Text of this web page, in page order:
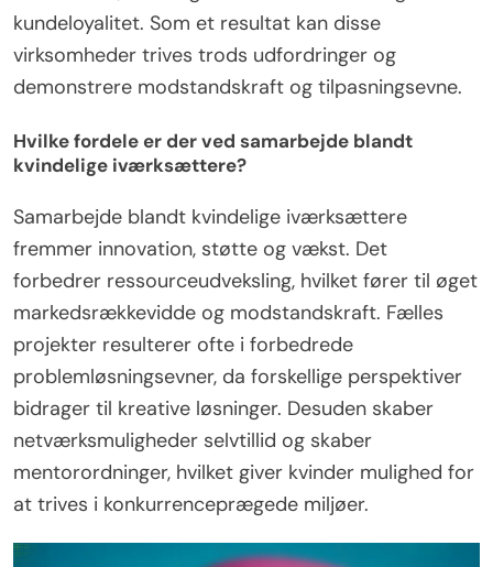
kundeloyalitet. Som et resultat kan disse
virksomheder trives trods udfordringer og
demonstrere modstandskraft og tilpasningsevne.
Hvilke fordele er der ved samarbejde blandt
kvindelige iværksættere?
Samarbejde blandt kvindelige iværksættere
fremmer innovation, støtte og vækst. Det
forbedrer ressourceudveksling, hvilket fører til øget
markedsrækkevidde og modstandskraft. Fælles
projekter resulterer ofte i forbedrede
problemløsningsevner, da forskellige perspektiver
bidrager til kreative løsninger. Desuden skaber
netværksmuligheder selvtillid og skaber
mentorordninger, hvilket giver kvinder mulighed for
at trives i konkurrenceprægede miljøer.